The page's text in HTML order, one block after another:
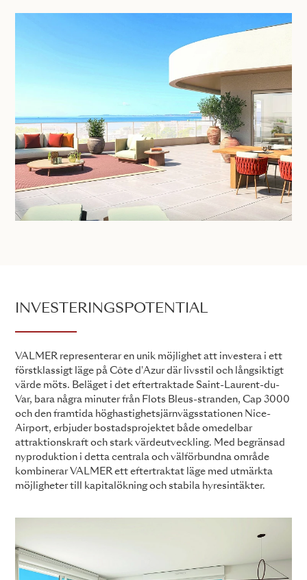
INVESTERINGSPOTENTIAL
VALMER representerar en unik möjlighet att investera i ett
förstklassigt läge på Côte d'Azur där livsstil och långsiktigt
värde möts. Beläget i det eftertraktade Saint-Laurent-du-
Var, bara några minuter från Flots Bleus-stranden, Cap 3000
och den framtida höghastighetsjärnvägsstationen Nice-
Airport, erbjuder bostadsprojektet både omedelbar
attraktionskraft och stark värdeutveckling. Med begränsad
nyproduktion i detta centrala och välförbundna område
kombinerar VALMER ett eftertraktat läge med utmärkta
möjligheter till kapitalökning och stabila hyresintäkter.